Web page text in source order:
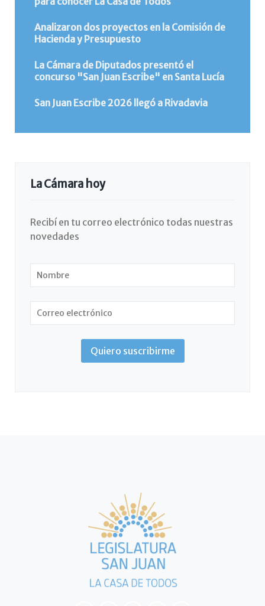
Analizaron dos proyectos en la Comisión de
Hacienda y Presupuesto
La Cámara de Diputados presentó el
concurso "San Juan Escribe" en Santa Lucía
San Juan Escribe 2026 llegó a Rivadavia
La Cámara hoy
Recibí en tu correo electrónico todas nuestras
novedades